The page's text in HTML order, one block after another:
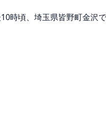
時頃、埼玉県皆野町金沢